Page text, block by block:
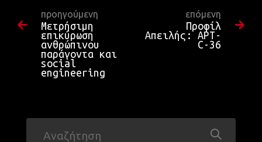
προηγούμενη
Μετρήσιμη
επικύρωση
ανθρώπινου
παράγοντα και
social
engineering
επόμενη
Προφίλ
Απειλής: APT-
C-36